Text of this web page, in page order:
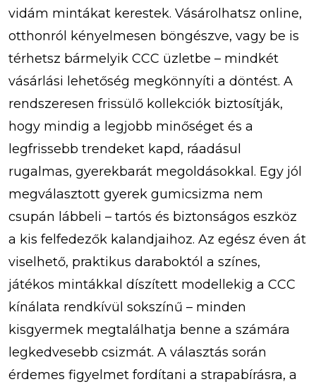
vidám mintákat kerestek. Vásárolhatsz online,
otthonról kényelmesen böngészve, vagy be is
térhetsz bármelyik CCC üzletbe – mindkét
vásárlási lehetőség megkönnyíti a döntést. A
rendszeresen frissülő kollekciók biztosítják,
hogy mindig a legjobb minőséget és a
legfrissebb trendeket kapd, ráadásul
rugalmas, gyerekbarát megoldásokkal. Egy jól
megválasztott gyerek gumicsizma nem
csupán lábbeli – tartós és biztonságos eszköz
a kis felfedezők kalandjaihoz. Az egész éven át
viselhető, praktikus daraboktól a színes,
játékos mintákkal díszített modellekig a CCC
kínálata rendkívül sokszínű – minden
kisgyermek megtalálhatja benne a számára
legkedvesebb csizmát. A választás során
érdemes figyelmet fordítani a strapabírásra, a